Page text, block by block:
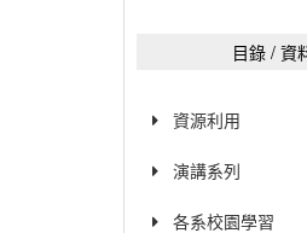
目錄 / 資
資源利用
演講系列
各系校園學習